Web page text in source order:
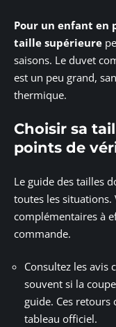
Pour un enfant en
taille supérieure
saisons. Le duvet
est un peu grand,
thermique.
Choisir sa
points de
Le guide des tailles
toutes les
complémentaires à
commande.
Consultez les avis
souvent si la
guide. Ces
tableau officiel.